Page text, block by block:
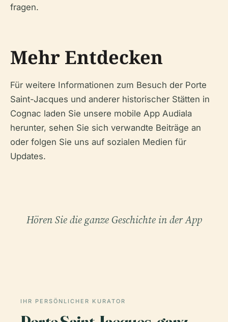
fragen.
Mehr Entdecken
Für weitere Informationen zum Besuch der Porte
Saint-Jacques und anderer historischer Stätten in
Cognac laden Sie unsere mobile App Audiala
herunter, sehen Sie sich verwandte Beiträge an
oder folgen Sie uns auf sozialen Medien für
Updates.
Hören Sie die ganze Geschichte in der App
IHR PERSÖNLICHER KURATOR